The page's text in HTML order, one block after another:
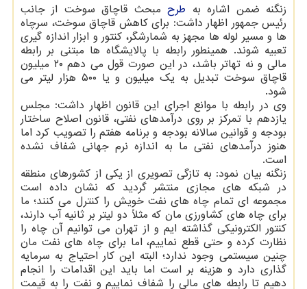
زنگنه ضمن اشاره به طرحمبحث قاچاق سوخت از جانب
رئیس جمهور اظهار داشت: برای کاهش قاچاق سوخت، سرچاه
ها و مسیر لوله ها مجهز به شمارشگر، کنتور و ابزار اندازه گیری
تعبیه شوند. همینطور رابطه با پالایشگاه ها مبتنی بر رابطه
مالی و نه تهاتر باشد، در این صورت قول می دهم ۲۰ میلیون
قاچاق سوخت تبدیل به یک میلیون و یا ۵۰۰ هزار لیتر می
شود.
وی در رابطه با موانع اجرای این قانون اظهار داشت: مجلس
یازدهم با تمرکز بر روی درآمدهای نفتی، قانون اصلاح ساختار
بودجه و قوانین سالانه بودجه و برنامه هفتم را تصویب کرد اما
هنوز درآمدهای نفتی ما به اندازه نرم جهانی شفاف نشده
است.
زنگنه بیان نمود: به تازگی تصویری از یکی از کشورهای منطقه
در شبکه های مجازی منتشر گردید که نشان داده است
مجموعه ای تمام چاه های نفت خویش را کنترل می کنند؛ ما
برای چاه های کشاورزی مان که مثلاً دو لیتر بر ثانیه آب دارند،
کنتور الکترونیکی گذاشته ایم و از تهران می توانیم آن چاه را
نظارت کرده و حتی قطع نماییم، اما برای چاه های نفت مان
چنین سیستمی وجود ندارد؛ البته این کار احتیاج به سرمایه
گذاری دارد و هزینه بر است اما باید این اقدامات را انجام
دهیم تا رابطه های مالی را شفاف نماییم و نفت را به قیمت